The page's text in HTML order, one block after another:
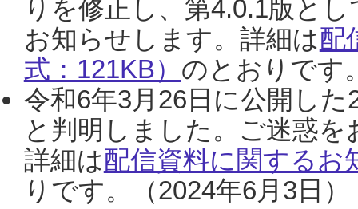
りを修正し、第4.0.1版と
お知らせします。詳細は配
式：121KB） のとおりです
令和6年3月26日に公開し
と判明しました。ご迷惑
詳細は配信資料に関するお
りです。（2024年6月3日）